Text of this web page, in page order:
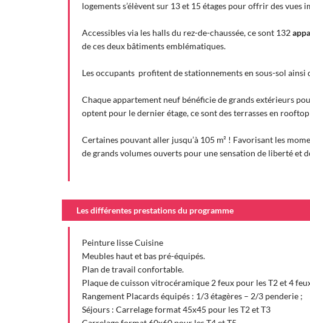
logements s’élèvent sur 13 et 15 étages pour offrir des vues
Accessibles via les halls du rez-de-chaussée, ce sont 132
de ces deux bâtiments emblématiques.
Les occupants profitent de stationnements en sous-sol
Chaque appartement neuf bénéficie de grands extérieurs
optent pour le dernier étage, ce sont des terrasses en
Certaines pouvant aller jusqu’à 105 m² ! Favorisant les
de grands volumes ouverts pour une sensation de liberté et
Les différentes prestations du programme
Peinture lisse Cuisine
Meubles haut et bas pré-équipés.
Plan de travail confortable.
Plaque de cuisson vitrocéramique 2 feux pour les T2 et 4
Rangement Placards équipés : 1/3 étagères – 2/3 penderie ;
Séjours : Carrelage format 45x45 pour les T2 et T3